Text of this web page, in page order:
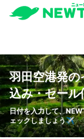
羽田空港発の
込み・セール
日付を入力して、
ェックしましょう✈️